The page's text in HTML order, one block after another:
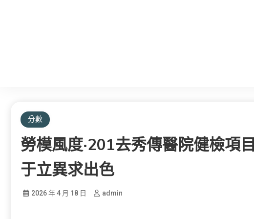
分數
勞模風度·201去秀傳醫院健檢項
于立異求出色
2026 年 4 月 18 日 admin